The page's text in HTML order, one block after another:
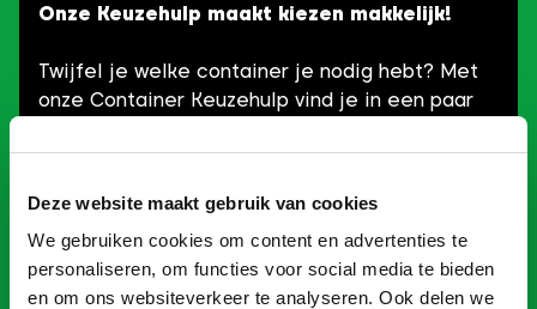
Deze website maakt gebruik van cookies
We gebruiken cookies om content en advertenties te
personaliseren, om functies voor social media te bieden
en om ons websiteverkeer te analyseren. Ook delen we
Onze Keuzehulp maakt kiezen makkelijk!
Twijfel je welke container je nodig hebt? Met
onze Container Keuzehulp vind je in een paar
verbouwen, slopen of opruimen: je kan snel aan
Probeer het zelf en ontdek welke container
perfect bij jouw project past!